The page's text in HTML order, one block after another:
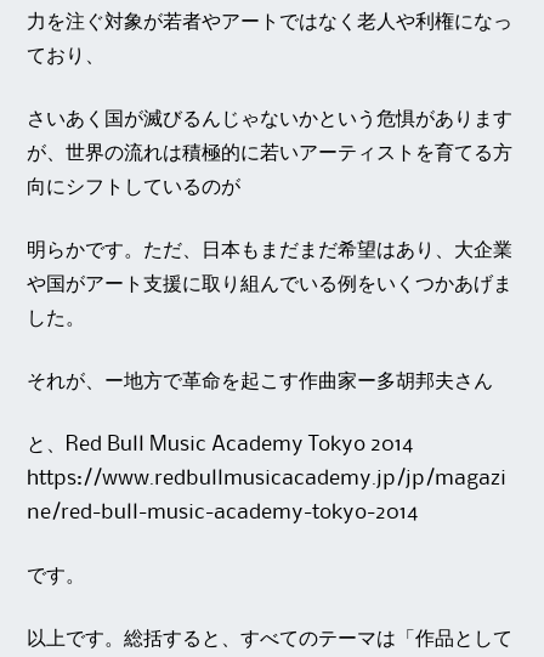
力を注ぐ対象が若者やアートではなく老人や利権になっ
ており、
さいあく国が滅びるんじゃないかという危惧があります
が、世界の流れは積極的に若いアーティストを育てる方
向にシフトしているのが
明らかです。ただ、日本もまだまだ希望はあり、大企業
や国がアート支援に取り組んでいる例をいくつかあげま
した。
それが、ー地方で革命を起こす作曲家ー多胡邦夫さん
と、Red Bull Music Academy Tokyo 2014
https://www.redbullmusicacademy.jp/jp/magazi
ne/red-bull-music-academy-tokyo-2014
です。
以上です。総括すると、すべてのテーマは「作品として